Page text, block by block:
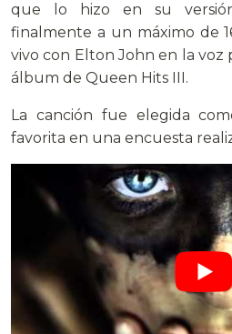
que lo hizo en su
finalmente a un máximo de
vivo con Elton John en la voz
álbum de Queen Hits III.
La canción fue elegida
favorita en una encuesta